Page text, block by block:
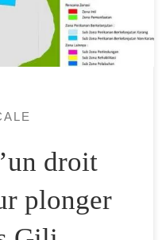
d’entrée
de 100 […]
droit
plonger